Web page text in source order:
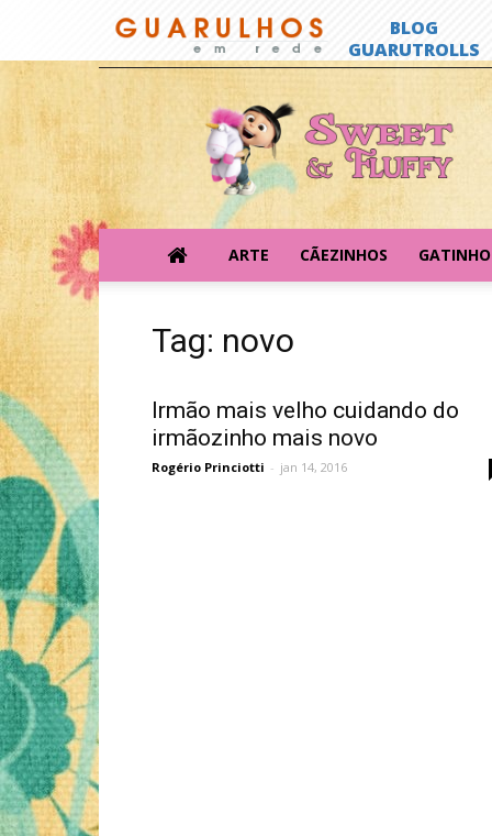
Sweet
&
Fluffy
ARTE CÃEZINHOS
Tag: novo
Irmão mais velho cuidando do
irmãozinho mais novo
Rogério Princiotti - jan 14, 2016